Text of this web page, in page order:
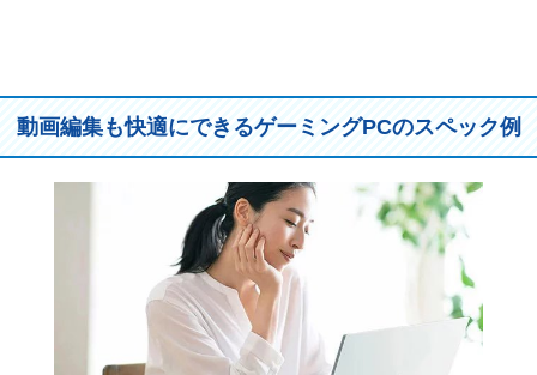
動画編集も快適にできるゲーミングPCのスペック例